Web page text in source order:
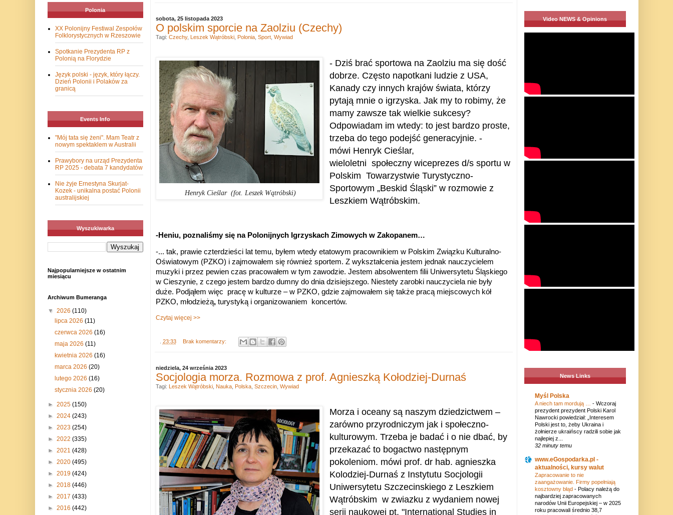
sobota, 25 listopada 2023
O polskim sporcie na Zaolziu (Czechy)
Henryk Cieślar (fot. Leszek Wątróbski)
- Dziś brać sportowa na Zaolziu ma się dość
dobrze. Często napotkani ludzie z USA,
Kanady czy innych krajów świata, którzy
pytają mnie o igrzyska. Jak my to robimy, że
mamy zawsze tak wielkie sukcesy?
Odpowiadam im wtedy: to jest bardzo proste,
trzeba do tego podejść generacyjnie. -
mówi Henryk Cieślar,
wieloletni społecznywiceprezes d/s sportu w
Polskim Towarzystwie Turystyczno-
Sportowym „Beskid Śląski” w rozmowie z
Leszkiem Wątróbskim.
-Heniu, poznaliśmy się na Polonijnych Igrzyskach Zimowych w Zakopanem…
-... tak, prawie czterdzieści lat temu, byłem wtedy etatowym pracownikiem w Polskim Związku Kulturalno-
Oświatowym (PZKO) i zajmowałem się również sportem. Z wykształcenia jestem jednak nauczycielem
muzyki i przez pewien czas pracowałem w tym zawodzie. Jestem absolwentem filii Uniwersytetu Śląskiego
w Cieszynie, z czego jestem bardzo dumny do dnia dzisiejszego. Niestety zarobki nauczyciela nie były
duże. Podjąłem więc pracę w kulturze – w PZKO, gdzie zajmowałem się także pracą miejscowych kół
PZKO, młodzieżą, turystyką i organizowaniem koncertów.
Czytaj więcej >>
23:33 Brak komentarzy:
Tagi: Czechy, Leszek Wątróbski, Polonia, Sport, Wywiad
niedziela, 24 września 2023
Socjologia morza. Rozmowa z prof. Agnieszką Kołodziej-Durnaś
Morza i oceany są naszym dziedzictwem –
zarówno przyrodniczym jak i społeczno-
kulturowym. Trzeba je badać i o nie dbać, by
przekazać to bogactwo następnym
pokoleniom. mówi prof. dr hab. agnieszka
Kolodziej-Durnaś z Instytutu Socjologii
Uniwersytetu Szczecinskiego z Leszkiem
Wątróbskim w zwiazku z wydaniem nowej
serii naukowej pt. "International Studies in
Tagi: Leszek Wątróbski, Nauka, Polska, Szczecin, Wywiad
Polonia
XX Polonijny Festiwal Zespołów
Folklorystycznych w Rzeszowie
Spotkanie Prezydenta RP z
Polonią na Florydzie
Język polski - język, który łączy.
Dzień Polonii i Polaków za
granicą
Events Info
"Mój tata się żeni". Mam Teatr z
nowym spektaklem w Australii
Prawybory na urząd Prezydenta
RP 2025 - debata 7 kandydatów
Nie żyje Ernestyna Skurjat-
Kozek - unikalna postać Polonii
australijskiej
Wyszukiwarka
Najpopularniejsze w ostatnim
miesiącu
Archiwum Bumeranga
▼ 2026 (110)
lipca 2026 (11)
czerwca 2026 (16)
maja 2026 (11)
kwietnia 2026 (16)
marca 2026 (20)
lutego 2026 (16)
stycznia 2026 (20)
► 2025 (150)
► 2024 (243)
► 2023 (254)
► 2022 (335)
► 2021 (428)
► 2020 (495)
► 2019 (424)
► 2018 (446)
► 2017 (433)
► 2016 (442)
Video NEWS & Opinions
News Links
Myśl Polska
A niech tam mordują … - Wczoraj
prezydent prezydent Polski Karol
Nawrocki powiedział: „Interesem
Polski jest to, żeby Ukraina i
żołnierze ukraińscy radzili sobie jak
najlepiej z...
32 minuty temu
www.eGospodarka.pl -
aktualności, kursy walut
Zapracowanie to nie
zaangażowanie. Firmy popełniają
kosztowny błąd - Polacy należą do
najbardziej zapracowanych
narodów Unii Europejskiej – w 2025
roku pracowali średnio 38,7